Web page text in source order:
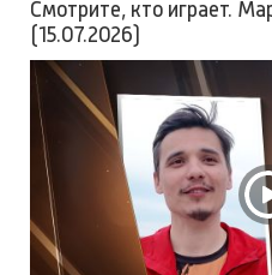
Смотрите, кто играет.
(15.07.2026)